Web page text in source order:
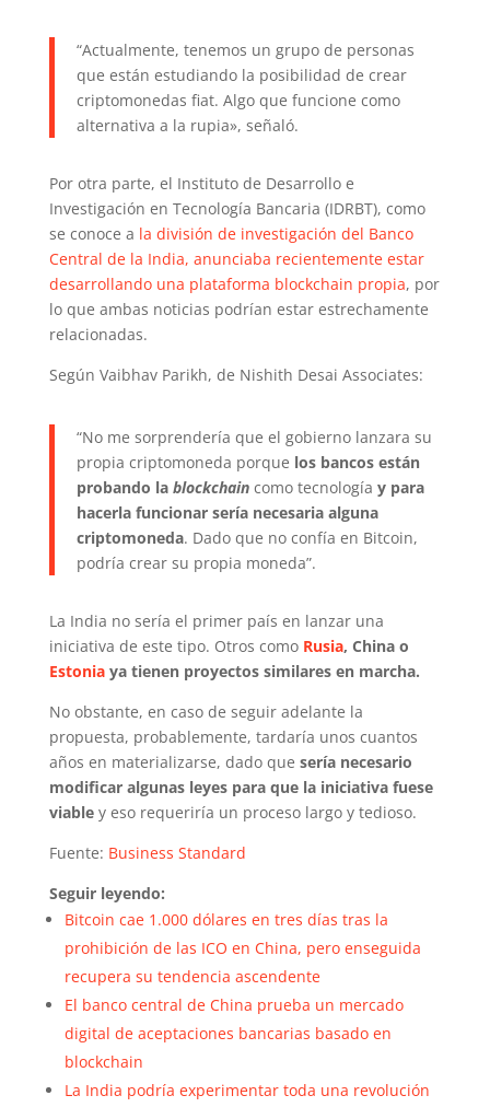
“Actualmente, tenemos un grupo de personas
que están estudiando la posibilidad de crear
criptomonedas fiat. Algo que funcione como
alternativa a la rupia», señaló.
Por otra parte, el Instituto de Desarrollo e
Investigación en Tecnología Bancaria (IDRBT), como
se conoce a la división de investigación del Banco
Central de la India, anunciaba recientemente estar
desarrollando una plataforma blockchain propia, por
lo que ambas noticias podrían estar estrechamente
relacionadas.
Según Vaibhav Parikh, de Nishith Desai Associates:
“No me sorprendería que el gobierno lanzara su
propia criptomoneda porque los bancos están
probando la blockchaincomo tecnología y para
hacerla funcionar sería necesaria alguna
criptomoneda. Dado que no confía en Bitcoin,
podría crear su propia moneda”.
La India no sería el primer país en lanzar una
iniciativa de este tipo. Otros como Rusia, China o
Estoniaya tienen proyectos similares en marcha.
No obstante, en caso de seguir adelante la
propuesta, probablemente, tardaría unos cuantos
años en materializarse, dado que sería necesario
modificar algunas leyes para que la iniciativa fuese
viabley eso requeriría un proceso largo y tedioso.
Fuente: Business Standard
Seguir leyendo:
Bitcoin cae 1.000 dólares en tres días tras la
prohibición de las ICO en China, pero enseguida
recupera su tendencia ascendente
El banco central de China prueba un mercado
digital de aceptaciones bancarias basado en
blockchain
La India podría experimentar toda una revolución